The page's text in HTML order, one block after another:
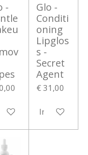
-
Glo -
Conditi
oning
Lipglos
s -
Secret
Agent
€ 31,00
In